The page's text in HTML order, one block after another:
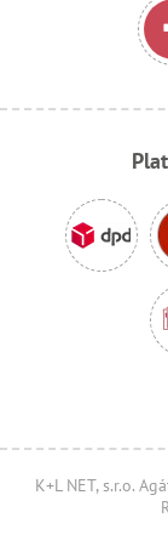
K+L NET, s.r.o.